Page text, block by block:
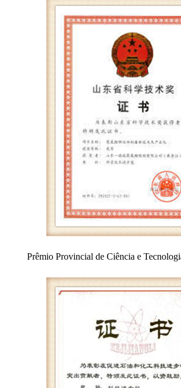
Prêmio Provincial de Ciência e